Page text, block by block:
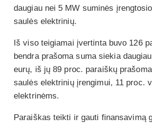
daugiau nei 5 MW suminės
saulės elektrinių.
Iš viso teigiamai įvertinta buvo 126
bendra prašoma suma siekia
eurų, iš jų 89 proc. paraiškų
saulės elektrinių įrengimui, 11 proc.
elektrinėms.
Paraiškas teikti ir gauti finansavimą